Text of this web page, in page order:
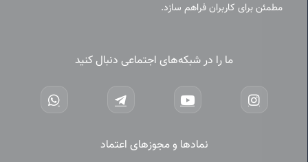
مطمئن برای کاربران فراهم سازد.
ما را در شبکه‌های اجتماعی دنبال کنید
نمادها و مجوزهای اعتماد